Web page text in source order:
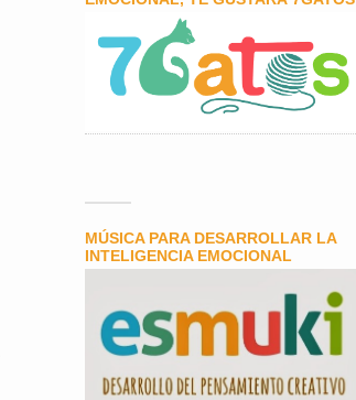
MÚSICA PARA DESARROLLAR LA
INTELIGENCIA EMOCIONAL